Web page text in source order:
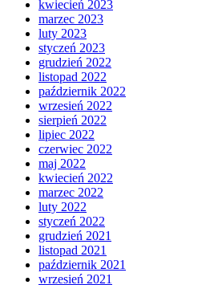
kwiecień 2023
marzec 2023
luty 2023
styczeń 2023
grudzień 2022
listopad 2022
październik 2022
wrzesień 2022
sierpień 2022
lipiec 2022
czerwiec 2022
maj 2022
kwiecień 2022
marzec 2022
luty 2022
styczeń 2022
grudzień 2021
listopad 2021
październik 2021
wrzesień 2021